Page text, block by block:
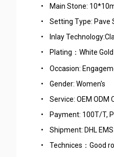
•
Main Stone:
•
Setting Type: Pave
•
Inlay
•
Plating：White
•
Occasion:
•
Gender: Women's
•
Service: OEM ODM
•
Payment: 100T/T,
•
Shipment: DHL
•
Technices：Good